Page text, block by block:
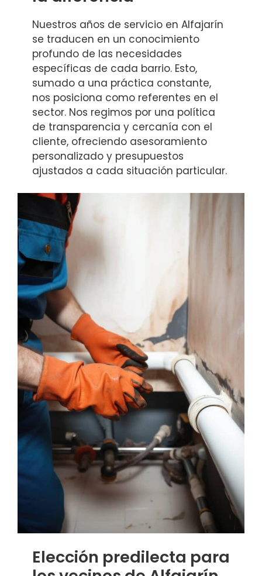
Nuestros años de servicio en Alfajarín
se traducen en un conocimiento
profundo de las necesidades
específicas de cada barrio. Esto,
sumado a una práctica constante,
nos posiciona como referentes en el
sector. Nos regimos por una política
de transparencia y cercanía con el
cliente, ofreciendo asesoramiento
personalizado y presupuestos
ajustados a cada situación particular.
Elección predilecta para